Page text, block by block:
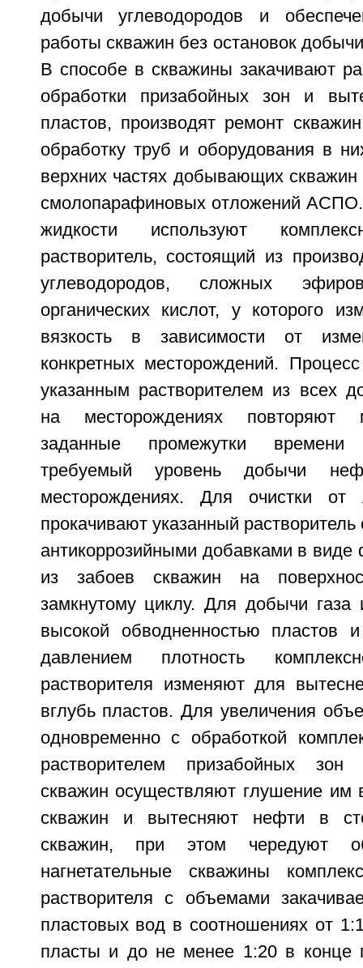
добычи углеводородов и
работы скважин без остановок
В способе в скважины закачивают
обработки призабойных зон и
пластов, производят ремонт
обработку труб и оборудования в
верхних частях добывающих
смолопарафиновых отложений АСПО.
жидкости используют
растворитель, состоящий из
углеводородов, сложных
органических кислот, у которого
вязкость в зависимости от
конкретных месторождений.
указанным растворителем из всех
на месторождениях повторяют
заданные промежутки
требуемый уровень добычи
месторождениях. Для очистки от
прокачивают указанный
антикоррозийными добавками в
из забоев скважин на
замкнутому циклу. Для добычи газа
высокой обводненностью пластов
давлением плотность
растворителя изменяют для
вглубь пластов. Для увеличения
одновременно с обработкой
растворителем призабойных
скважин осуществляют глушение им
скважин и вытесняют нефти в
скважин, при этом чередуют
нагнетательные скважины
растворителя с объемами
пластовых вод в соотношениях от
пласты и до не менее 1:20 в конце